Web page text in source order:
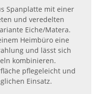
Spanplatte mit einer
und veredelten
Eiche/Matera.
Heimbüro eine
und lässt sich
kombinieren.
pflegeleicht und
Einsatz.